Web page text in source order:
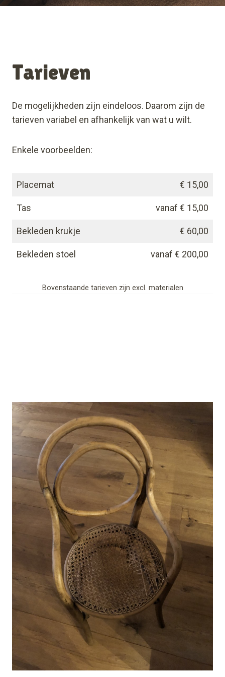
Tarieven
De mogelijkheden zijn eindeloos. Daarom zijn de
tarieven variabel en afhankelijk van wat u wilt.
Enkele voorbeelden:
Placemat € 15,00
Tas vanaf € 15,00
Bekleden krukje € 60,00
Bekleden stoel vanaf € 200,00
Bovenstaande tarieven zijn excl. materialen